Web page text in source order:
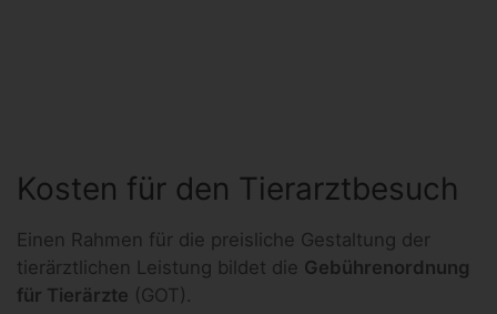
Kosten für den Tierarztbesuch
Einen Rahmen für die preisliche Gestaltung der
tierärztlichen Leistung bildet die Gebührenordnung
für Tierärzte (GOT).